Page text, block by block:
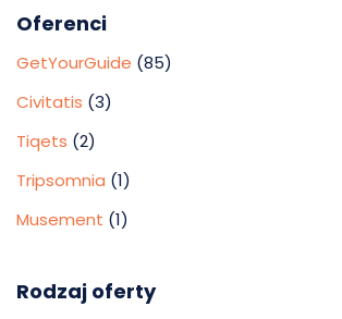
Oferenci
GetYourGuide (85)
Civitatis (3)
Tiqets (2)
Tripsomnia (1)
Musement (1)
Rodzaj oferty